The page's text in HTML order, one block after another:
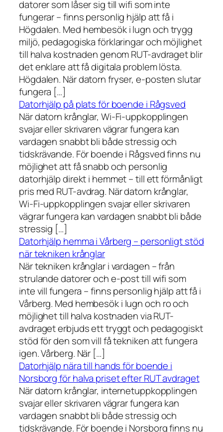
datorer som låser sig till wifi som inte
fungerar – finns personlig hjälp att få i
Högdalen. Med hembesök i lugn och trygg
miljö, pedagogiska förklaringar och möjlighet
till halva kostnaden genom RUT-avdraget blir
det enklare att få digitala problem lösta.
Högdalen. När datorn fryser, e-posten slutar
fungera […]
Datorhjälp på plats för boende i Rågsved
När datorn krånglar, Wi-Fi-uppkopplingen
svajar eller skrivaren vägrar fungera kan
vardagen snabbt bli både stressig och
tidskrävande. För boende i Rågsved finns nu
möjlighet att få snabb och personlig
datorhjälp direkt i hemmet – till ett förmånligt
pris med RUT-avdrag. När datorn krånglar,
Wi-Fi-uppkopplingen svajar eller skrivaren
vägrar fungera kan vardagen snabbt bli både
stressig […]
Datorhjälp hemma i Vårberg – personligt stöd
när tekniken krånglar
När tekniken krånglar i vardagen – från
strulande datorer och e-post till wifi som
inte vill fungera – finns personlig hjälp att få i
Vårberg. Med hembesök i lugn och ro och
möjlighet till halva kostnaden via RUT-
avdraget erbjuds ett tryggt och pedagogiskt
stöd för den som vill få tekniken att fungera
igen. Vårberg. När […]
Datorhjälp nära till hands för boende i
Norsborg för halva priset efter RUT avdraget
När datorn krånglar, internetuppkopplingen
svajar eller skrivaren vägrar fungera kan
vardagen snabbt bli både stressig och
tidskrävande. För boende i Norsborg finns nu